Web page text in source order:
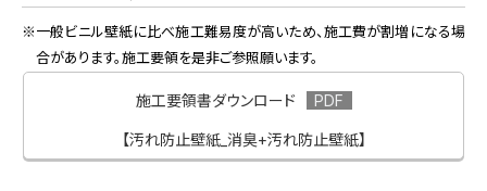
一般ビニル壁紙に比べ施工難易度が高いため、施工費が割増になる場
合があります。施工要領を是非ご参照願います。
施工要領書ダウンロード
【汚れ防止壁紙_消臭+汚れ防止壁紙】